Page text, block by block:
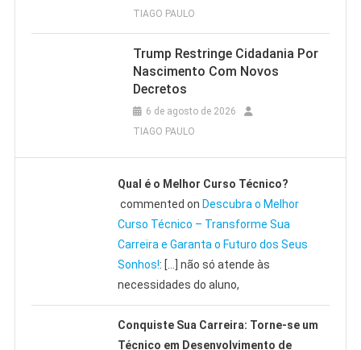
TIAGO PAULO
Trump Restringe Cidadania Por
Nascimento Com Novos
Decretos
6 de agosto de 2026
TIAGO PAULO
Qual é o Melhor Curso Técnico?
commented on Descubra o Melhor
Curso Técnico – Transforme Sua
Carreira e Garanta o Futuro dos Seus
Sonhos!: […] não só atende às
necessidades do aluno,
Conquiste Sua Carreira: Torne-se um
Técnico em Desenvolvimento de